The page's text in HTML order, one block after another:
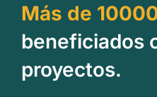
Más de
beneficiados
proyectos.